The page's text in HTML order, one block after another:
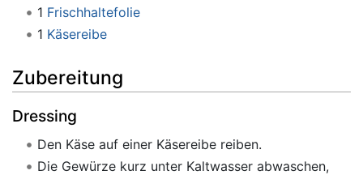
1 Frischhaltefolie
1 Käsereibe
Zubereitung
Dressing
Den Käse auf einer Käsereibe reiben.
Die Gewürze kurz unter Kaltwasser abwaschen,